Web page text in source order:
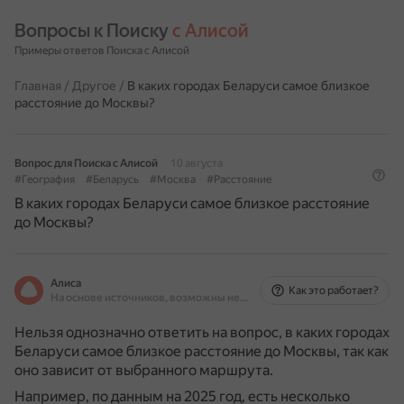
Вопросы к Поиску с Алисой
Примеры ответов Поиска с Алисой
Главная / Другое / В каких городах Беларуси самое близкое
расстояние до Москвы?
Вопрос для Поиска с Алисой
10 августа
#География
#Беларусь #Москва #Расстояние
В каких городах Беларуси самое близкое расстояние
до Москвы?
Алиса
На основе источников, возможны неточности
Как это работает?
Нельзя однозначно ответить на вопрос, в каких городах
Беларуси самое близкое расстояние до Москвы, так как
оно зависит от выбранного маршрута.
Например, по данным на 2025 год, есть несколько